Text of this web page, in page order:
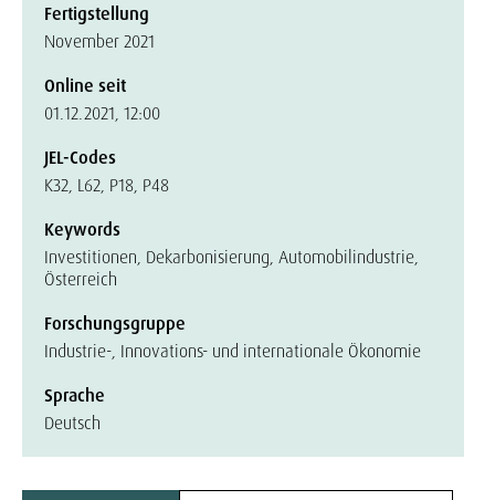
Fertigstellung
November 2021
Online seit
01.12.2021, 12:00
JEL-Codes
K32, L62, P18, P48
Keywords
Investitionen, Dekarbonisierung, Automobilindustrie,
Österreich
Forschungsgruppe
Industrie-, Innovations- und internationale Ökonomie
Sprache
Deutsch